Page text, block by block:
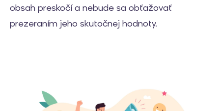
obsah preskočí a nebude sa obťažovať
prezeraním jeho skutočnej hodnoty.